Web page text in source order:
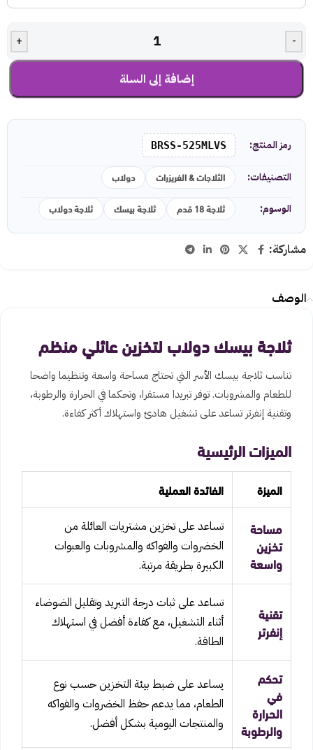
-
+
إضافة إلى السلة
رمز المنتج: BRSS-525MLVS
التصنيفات: الثلاجات & الفريزرات دولاب
الوسوم: ثلاجة 18 قدم ثلاجة بيسك ثلاجة دولاب
مشاركة:
الوصف
ثلاجة بيسك دولاب لتخزين عائلي منظم
تناسب ثلاجة بيسك الأسر التي تحتاج مساحة واسعة وتنظيما واضحا
للطعام والمشروبات. توفر تبريدا مستقرا، وتحكما في الحرارة والرطوبة،
وتقنية إنفرتر تساعد على تشغيل هادئ واستهلاك أكثر كفاءة.
الميزات الرئيسية
الميزة الفائدة العملية
مساحة
تخزين
واسعة
تساعد على تخزين مشتريات العائلة من
الخضروات والفواكه والمشروبات والعبوات
الكبيرة بطريقة مرتبة.
تقنية
إنفرتر
تساعد على ثبات درجة التبريد وتقليل الضوضاء
أثناء التشغيل، مع كفاءة أفضل في استهلاك
الطاقة.
تحكم
في
الحرارة
والرطوبة
يساعد على ضبط بيئة التخزين حسب نوع
الطعام، مما يدعم حفظ الخضروات والفواكه
والمنتجات اليومية بشكل أفضل.